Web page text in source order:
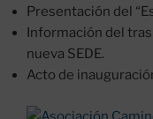
Presentación del
Información del
nueva SEDE.
Acto de